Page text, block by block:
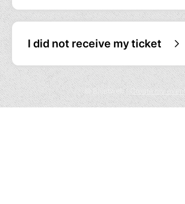
I did not receive my ticket
© Billetweb | Create my event